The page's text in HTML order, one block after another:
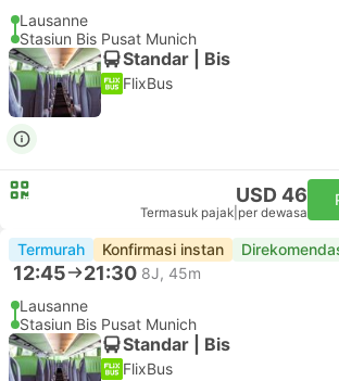
Lausanne
Stasiun Bis Pusat Munich
Standar | Bis
FlixBus
USD 46
Termasuk pajak per dewasa
Termurah Konfirmasi instan
12:45 21:30 8J, 45m
Lausanne
Stasiun Bis Pusat Munich
Standar | Bis
FlixBus